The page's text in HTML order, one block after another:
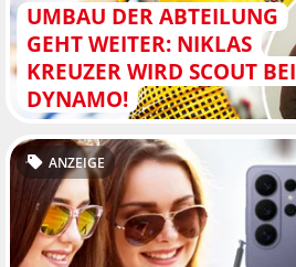
UMBAU DER ABTEILUNG
GEHT WEITER: NIKLAS
KREUZER WIRD SCOUT BEI
DYNAMO!
ANZEIGE